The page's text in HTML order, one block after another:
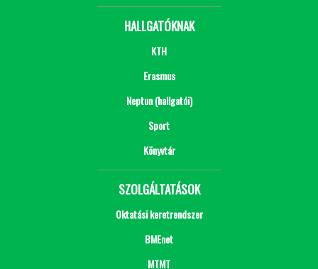
HALLGATÓKNAK
KTH
Erasmus
Neptun (hallgatói)
Sport
Könyvtár
SZOLGÁLTATÁSOK
Oktatási keretrendszer
BMEnet
MTMT